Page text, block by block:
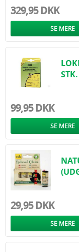
329,95 DKK
SE MERE
STK.
99,95 DKK
SE MERE
29,95 DKK
SE MERE